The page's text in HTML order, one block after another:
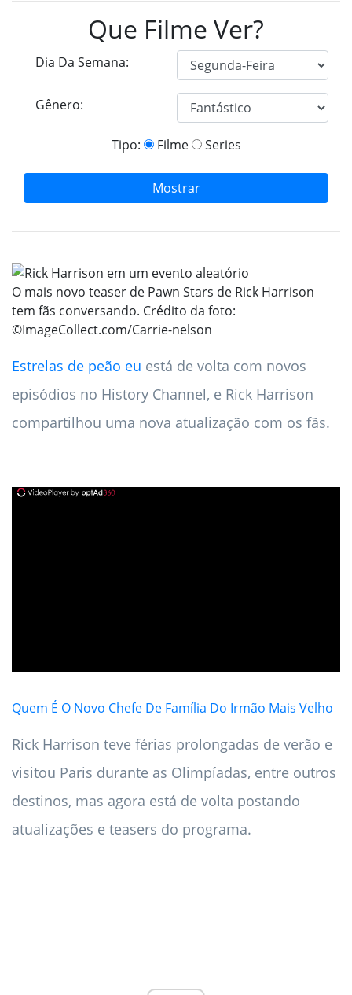
Que Filme Ver?
Dia Da Semana:
Gênero:
Tipo: Filme Series
Mostrar
O mais novo teaser de Pawn Stars de Rick Harrison
tem fãs conversando. Crédito da foto:
©ImageCollect.com/Carrie-nelson
Estrelas de peão eu está de volta com novos
episódios no History Channel, e Rick Harrison
compartilhou uma nova atualização com os fãs.
Quem É O Novo Chefe De Família Do Irmão Mais Velho
Rick Harrison teve férias prolongadas de verão e
visitou Paris durante as Olimpíadas, entre outros
destinos, mas agora está de volta postando
atualizações e teasers do programa.